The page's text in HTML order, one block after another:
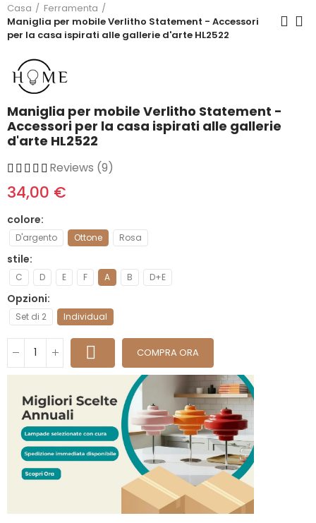
Casa
Ferramenta
Maniglia per mobile Verlitho Statement - Accessori
per la casa ispirati alle gallerie d'arte HL2522
Maniglia per mobile Verlitho Statement -
Accessori per la casa ispirati alle gallerie
d'arte HL2522
Reviews (9)
34,00 €
colore
D'argento Ottone Rosa
stile
C D E F A B D+E
Opzioni
Set di 2 Individual
COMPRA ORA